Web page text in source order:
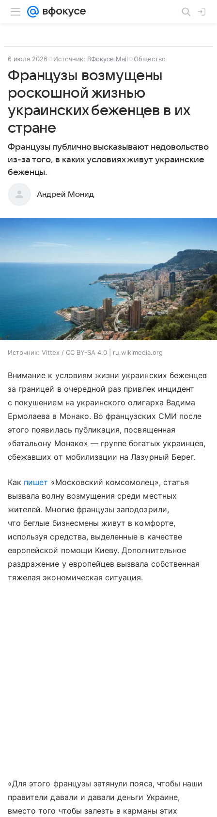
6 июля 2026 Источник: ВФокусе Mail Общество
Французы возмущены
роскошной жизнью
украинских беженцев в их
стране
Французы публично высказывают недовольство
из-за того, в каких условиях живут украинские
беженцы.
Андрей Монид
Источник: Vittex / CC BY-SA 4.0 | ru.wikimedia.org
Внимание к условиям жизни украинских беженцев
за границей в очередной раз привлек инцидент
с покушением на украинского олигарха Вадима
Ермолаева в Монако. Во французских СМИ после
этого появилась публикация, посвященная
«батальону Монако» — группе богатых украинцев,
сбежавших от мобилизации на Лазурный Берег.
Как пишет «Московский комсомолец», статья
вызвала волну возмущения среди местных
жителей. Многие французы заподозрили,
что беглые бизнесмены живут в комфорте,
используя средства, выделенные в качестве
европейской помощи Киеву. Дополнительное
раздражение у европейцев вызвала собственная
тяжелая экономическая ситуация.
«Для этого французы затянули пояса, чтобы наши
правители давали и давали деньги Украине,
вместо того чтобы залезть в карманы этих